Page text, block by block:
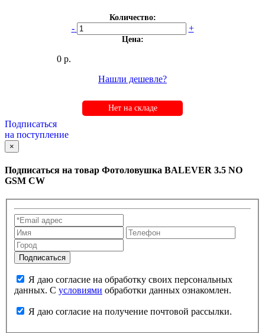
Количество:
- +
Цена:
0 р.
Нашли дешевле?
Нет на складе
Подписаться
на поступление
×
Подписаться на товар Фотоловушка BALEVER 3.5 NO
GSM CW
данных. С условиями обработки данных ознакомлен.
Я даю согласие на получение почтовой рассылки.